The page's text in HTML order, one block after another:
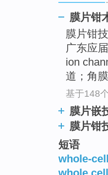
膜片钳
膜片钳
广东应
ion
道；角膜
基于148
膜片嵌
膜片钳
短语
whole-